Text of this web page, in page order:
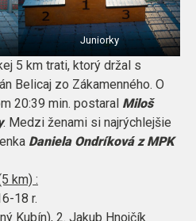
Juniorky
5 km trati, ktorý držal s
Belicaj zo Zákamenného. O
20:39 min. postaral Miloš
. Medzi ženami si najrýchlejšie
Daniela Ondríková z MPK
km) :
18 r.
Kubín), 2. Jakub Hnojčík